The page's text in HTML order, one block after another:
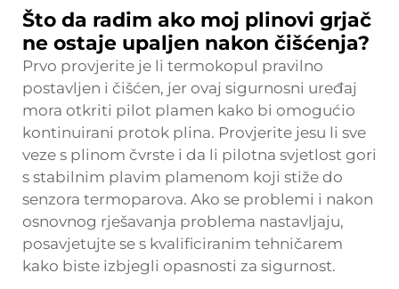
Što da radim ako moj plinovi grjač
ne ostaje upaljen nakon čišćenja?
Prvo provjerite je li termokopul pravilno
postavljen i čišćen, jer ovaj sigurnosni uređaj
mora otkriti pilot plamen kako bi omogućio
kontinuirani protok plina. Provjerite jesu li sve
veze s plinom čvrste i da li pilotna svjetlost gori
s stabilnim plavim plamenom koji stiže do
senzora termoparova. Ako se problemi i nakon
osnovnog rješavanja problema nastavljaju,
posavjetujte se s kvalificiranim tehničarem
kako biste izbjegli opasnosti za sigurnost.